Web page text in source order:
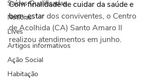
Saídas Qualificadas
Notícias
Lives
Artigos informativos
Ação Social
Habitação
Com finalidade de cuidar da saúde e
bem-estar dos conviventes, o Centro
de Acolhida (CA) Santo Amaro II
realizou atendimentos em junho.